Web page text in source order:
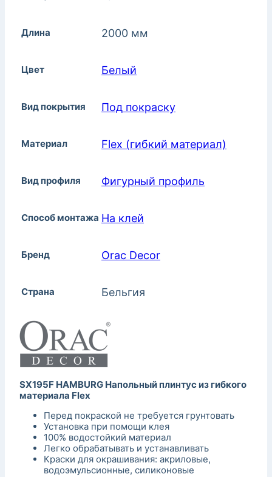
Длина 2000 мм
Цвет Белый
Вид покрытия Под покраску
Материал Flex (гибкий материал)
Вид профиля Фигурный профиль
Способ монтажа На клей
Бренд Orac Decor
Страна Бельгия
SX195F HAMBURG Напольный плинтус из гибкого
материала Flex
Перед покраской не требуется грунтовать
Установка при помощи клея
100% водостойкий материал
Легко обрабатывать и устанавливать
Краски для окрашивания: акриловые,
водоэмульсионные, силиконовые